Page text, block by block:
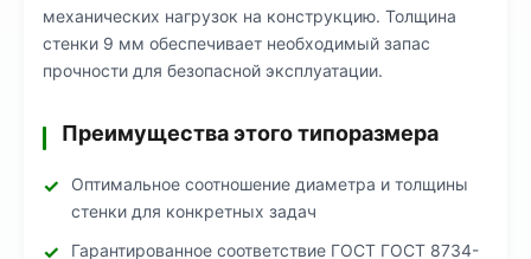
механических нагрузок на конструкцию. Толщина
стенки 9 мм обеспечивает необходимый запас
прочности для безопасной эксплуатации.
Преимущества этого типоразмера
Оптимальное соотношение диаметра и толщины
стенки для конкретных задач
Гарантированное соответствие ГОСТ ГОСТ 8734-